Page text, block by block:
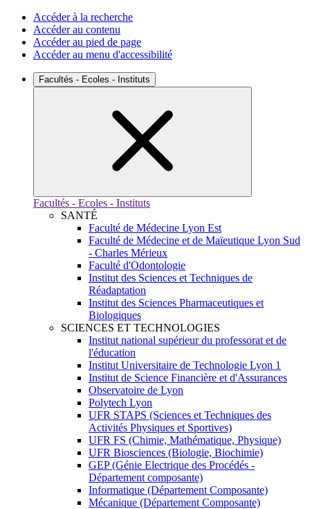
Accéder à la recherche
Accéder au contenu
Accéder au pied de page
Accéder au menu d'accessibilité
Facultés - Ecoles - Instituts
Facultés - Ecoles - Instituts
SANTÉ
Faculté de Médecine Lyon Est
Faculté de Médecine et de Maïeutique Lyon Sud
- Charles Mérieux
Faculté d'Odontologie
Institut des Sciences et Techniques de
Réadaptation
Institut des Sciences Pharmaceutiques et
Biologiques
SCIENCES ET TECHNOLOGIES
Institut national supérieur du professorat et de
l'éducation
Institut Universitaire de Technologie Lyon 1
Institut de Science Financière et d'Assurances
Observatoire de Lyon
Polytech Lyon
UFR STAPS (Sciences et Techniques des
Activités Physiques et Sportives)
UFR FS (Chimie, Mathématique, Physique)
UFR Biosciences (Biologie, Biochimie)
GEP (Génie Electrique des Procédés -
Département composante)
Informatique (Département Composante)
Mécanique (Département Composante)